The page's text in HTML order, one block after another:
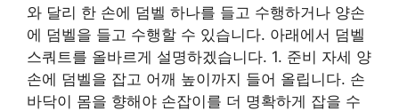
와 달리 한 손에 덤벨 하나를 들고 수행하거나 양손
에 덤벨을 들고 수행할 수 있습니다. 아래에서 덤벨
스쿼트를 올바르게 설명하겠습니다. 1. 준비 자세 양
손에 덤벨을 잡고 어깨 높이까지 들어 올립니다. 손
바닥이 몸을 향해야 손잡이를 더 명확하게 잡을 수